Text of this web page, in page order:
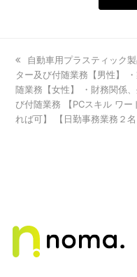
previous
post:
自動車用プラスティック
ター及び付随業務【男性】
随業務【女性】 ・財務関係
び付随業務 【PCスキル ワー
れば可】 【日勤事務業務２名